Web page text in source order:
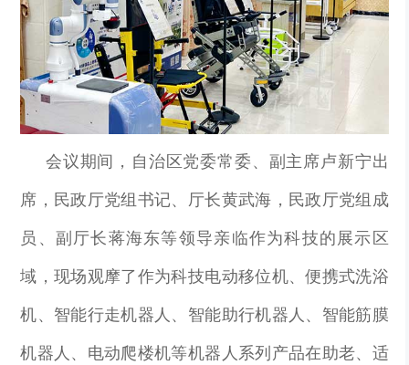
会议期间，自治区党委常委、副主席卢新宁出
席，民政厅党组书记、厅长黄武海，民政厅党组成
员、副厅长蒋海东等领导亲临作为科技的展示区
域，现场观摩了作为科技电动移位机、便携式洗浴
机、智能行走机器人、智能助行机器人、智能筋膜
机器人、电动爬楼机等机器人系列产品在助老、适